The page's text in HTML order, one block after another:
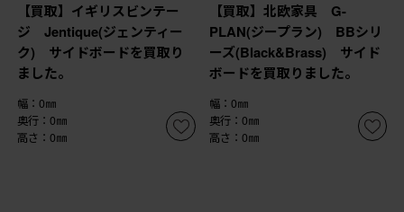
【買取】イギリスビンテー
ジ Jentique(ジェンティー
ク) サイドボードを買取り
ました。
幅：0㎜
奥行：0㎜
高さ：0㎜
【買取】北欧家具 G-
PLAN(ジープラン) BBシリ
ーズ(Black&Brass) サイド
ボードを買取りました。
幅：0㎜
奥行：0㎜
高さ：0㎜